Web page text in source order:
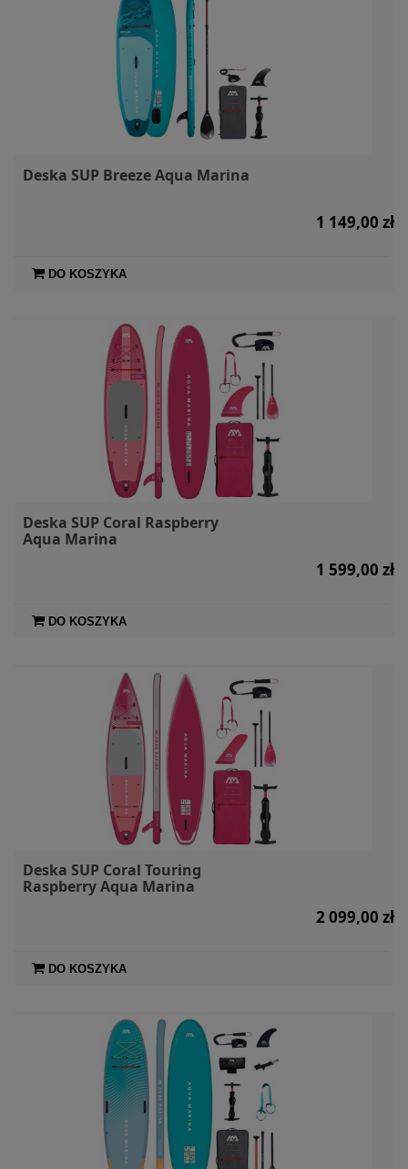
Deska SUP Breeze Aqua Marina
1 149,00 zł
DO KOSZYKA
Deska SUP Coral Raspberry
Aqua Marina
1 599,00 zł
DO KOSZYKA
Deska SUP Coral Touring
Raspberry Aqua Marina
2 099,00 zł
DO KOSZYKA